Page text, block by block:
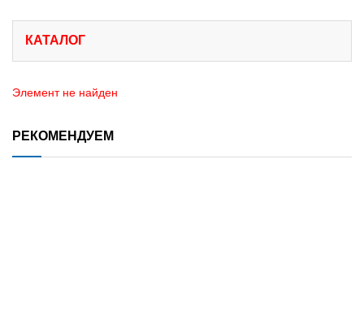
КАТАЛОГ
Элемент не найден
РЕКОМЕНДУЕМ